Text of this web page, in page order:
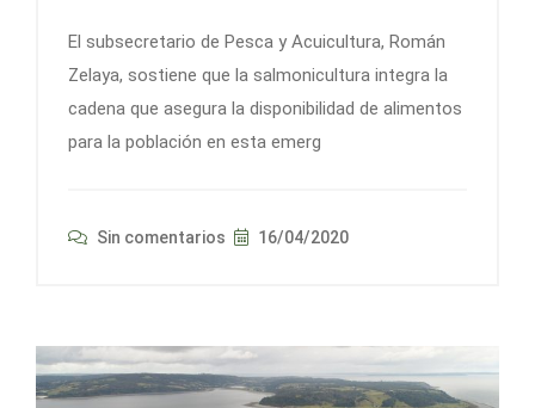
El subsecretario de Pesca y Acuicultura, Román
Zelaya, sostiene que la salmonicultura integra la
cadena que asegura la disponibilidad de alimentos
para la población en esta emerg
Sin comentarios 16/04/2020